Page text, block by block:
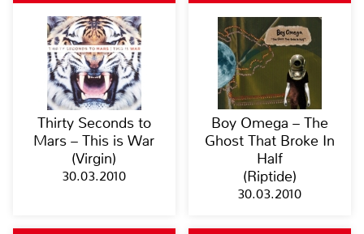
Thirty Seconds to
Mars – This is War
(Virgin)
30.03.2010
Boy Omega – The
Ghost That Broke In
Half
(Riptide)
30.03.2010